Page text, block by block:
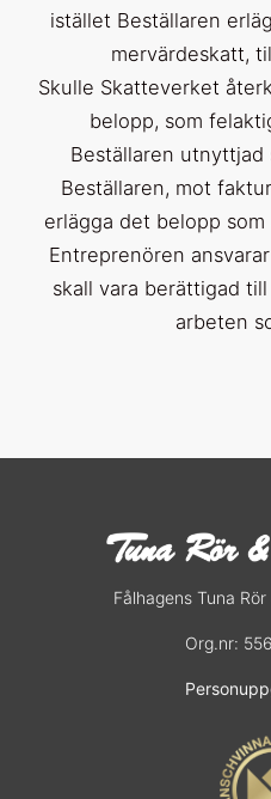
istället Beställaren
mervärdeskatt,
Skulle Skatteverket
belopp, som
Beställaren
Beställaren, mot
erlägga det belopp
Entreprenören
skall vara berättigad
arbeten
Fålhagens Tuna
Org.nr: